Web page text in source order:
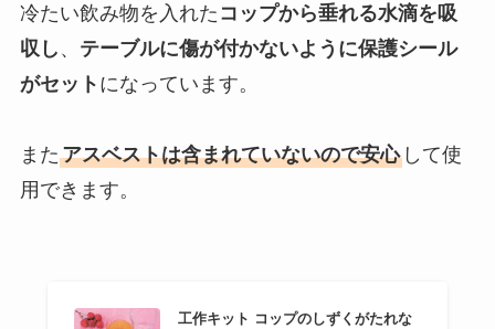
冷たい飲み物を入れた コップから垂れる水滴を吸
収し 、 テーブルに傷が付かないように保護シール
がセット になっています。
またアスベストは含まれていないので安心して使
用できます。
工作キット コップのしずくがたれな